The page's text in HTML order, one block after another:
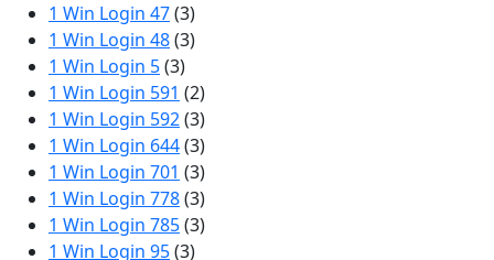
1 Win Login 47(3)
1 Win Login 48(3)
1 Win Login 5(3)
1 Win Login 591 (2)
1 Win Login 592(3)
1 Win Login 644(3)
1 Win Login 701 (3)
1 Win Login 778(3)
1 Win Login 785(3)
1 Win Login 95(3)